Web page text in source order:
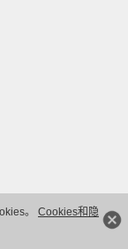
。 Cookies和隐